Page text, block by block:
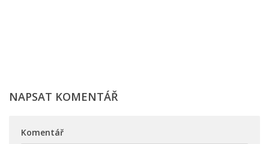
NAPSAT KOMENTÁŘ
Komentář